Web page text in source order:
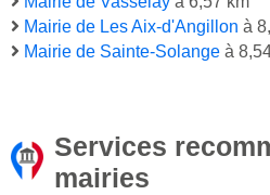
Mairie de Les Aix-d'Angillon à
Mairie de Sainte-Solange à
Services
mairies